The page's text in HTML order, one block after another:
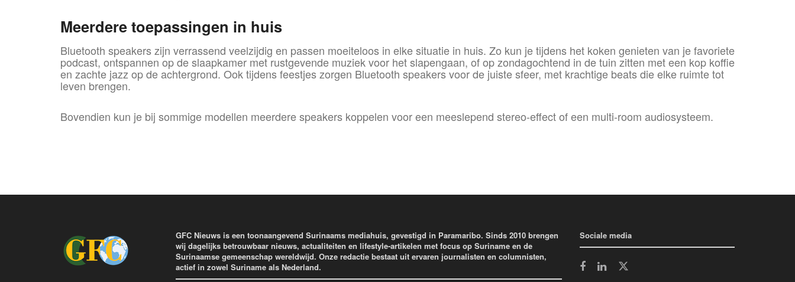
Meerdere toepassingen in huis
Bluetooth speakers zijn verrassend veelzijdig en passen moeiteloos in elke situatie in huis. Zo kun je tijdens het koken genieten van je favoriete
podcast, ontspannen op de slaapkamer met rustgevende muziek voor het slapengaan, of op zondagochtend in de tuin zitten met een kop koffie
en zachte jazz op de achtergrond. Ook tijdens feestjes zorgen Bluetooth speakers voor de juiste sfeer, met krachtige beats die elke ruimte tot
leven brengen.
Bovendien kun je bij sommige modellen meerdere speakers koppelen voor een meeslepend stereo-effect of een multi-room audiosysteem.
GFC Nieuws is een toonaangevend Surinaams mediahuis, gevestigd in Paramaribo. Sinds 2010 brengen
wij dagelijks betrouwbaar nieuws, actualiteiten en lifestyle-artikelen met focus op Suriname en de
Surinaamse gemeenschap wereldwijd. Onze redactie bestaat uit ervaren journalisten en columnisten,
actief in zowel Suriname als Nederland.
Sociale media